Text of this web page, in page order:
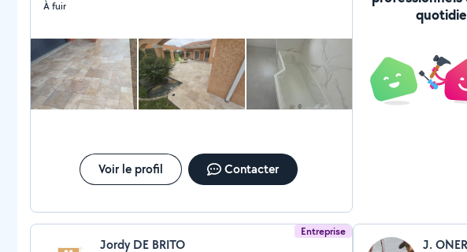
À fuir
Voir le profil Contacter
Entreprise
Jordy DE BRITO J.